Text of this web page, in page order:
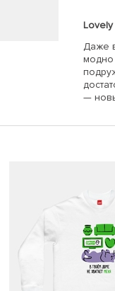
Даже
модно
—